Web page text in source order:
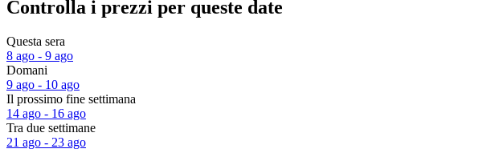
Controlla i prezzi per queste date
Questa sera
8 ago - 9 ago
Domani
9 ago - 10 ago
Il prossimo fine settimana
14 ago - 16 ago
Tra due settimane
21 ago - 23 ago